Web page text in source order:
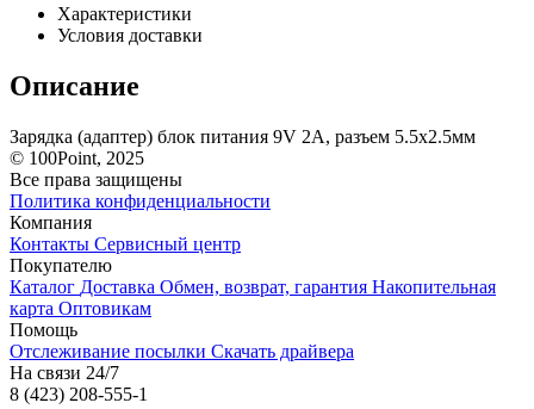
Характеристики
Условия доставки
Описание
Зарядка (адаптер) блок питания 9V 2A, разъем 5.5х2.5мм
© 100Point, 2025
Все права защищены
Политика конфиденциальности
Компания
Контакты Сервисный центр
Покупателю
Каталог Доставка Обмен, возврат, гарантия Накопительная
карта Оптовикам
Помощь
Отслеживание посылки Скачать драйвера
На связи 24/7
8 (423) 208-555-1